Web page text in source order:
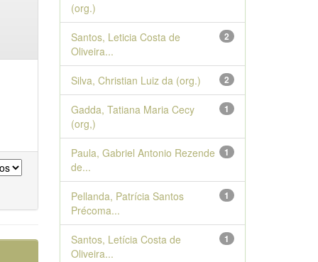
(org.)
2
Santos, Leticia Costa de
Oliveira...
2
Silva, Christian Luiz da (org.)
1
Gadda, Tatiana Maria Cecy
(org,)
1
Paula, Gabriel Antonio Rezende
de...
1
Pellanda, Patrícia Santos
Précoma...
1
Santos, Letícia Costa de
Oliveira...